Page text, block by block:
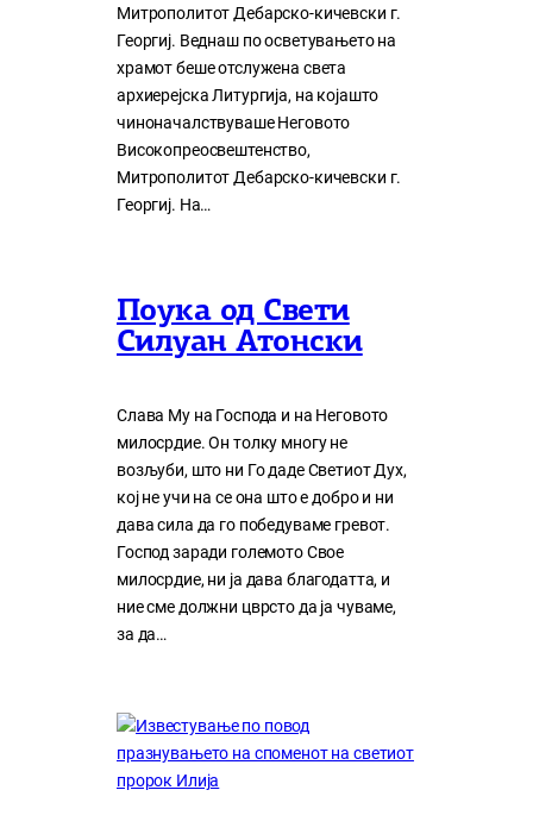
Митрополитот Дебарско-кичевски г.
Георгиј. Веднаш по осветувањето на
храмот беше отслужена света
архиерејска Литургија, на којашто
чиноначалствуваше Неговото
Високопреосвештенство,
Митрополитот Дебарско-кичевски г.
Георгиј. На…
Поука од Свети
Силуан Атонски
Слава Му на Господа и на Неговото
милосрдие. Он толку многу нe
возљуби, што ни Го даде Светиот Дух,
кој нe учи на сe она што е добро и ни
дава сила да го победуваме гревот.
Господ заради големото Свое
милосрдие, ни ја дава благодатта, и
ние сме должни цврсто да ја чуваме,
за да…